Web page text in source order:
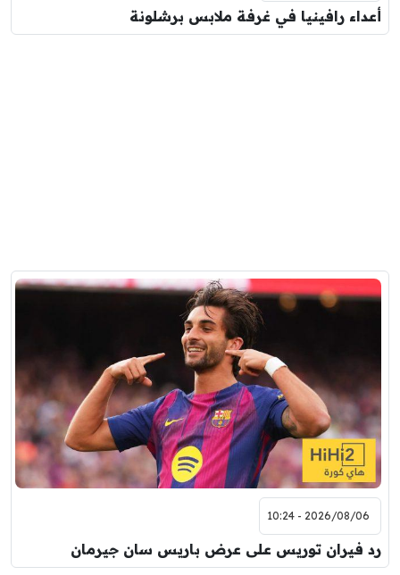
أعداء رافينيا في غرفة ملابس برشلونة
2026/08/06 - 10:24
رد فيران توريس على عرض باريس سان جيرمان